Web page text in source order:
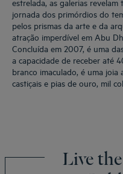
jornada dos primórdios do
pelos prismas da arte e da
atração imperdível em Abu
Concluída em 2007, é uma
a capacidade de receber até
branco imaculado, é uma
castiçais e pias de ouro, mil
Live